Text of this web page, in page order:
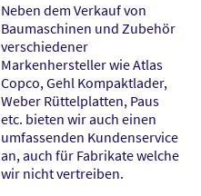
Neben dem Verkauf von
Baumaschinen und Zubehör
verschiedener
Marken­­hersteller wie Atlas
Copco, Gehl Kompaktlader,
Weber Rüttelplatten, Paus
etc. bieten wir auch einen
umfassenden Kundenservice
an, auch für Fabrikate welche
wir nicht vertreiben.